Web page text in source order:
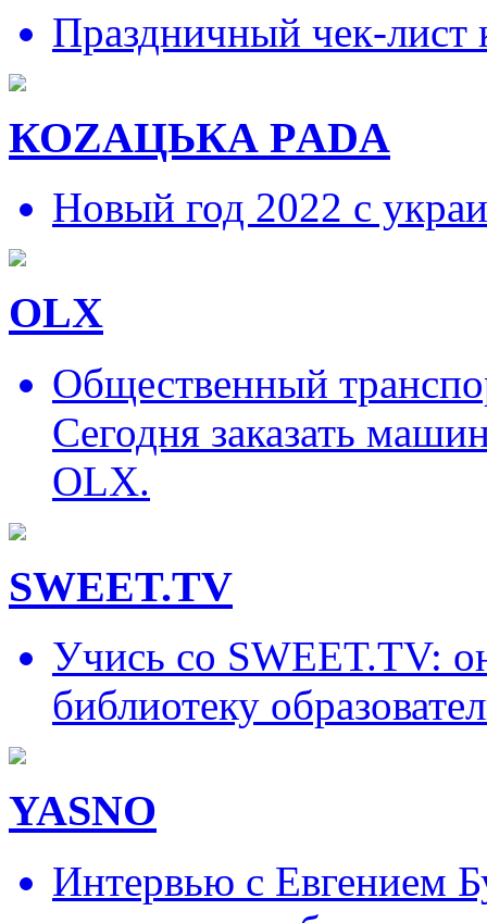
Праздничный чек-
КОZAЦЬКА РADA
Новый год 2022 с
OLX
Общественный
Сегодня заказать
OLX.
SWEET.TV
Учись со SWEET.TV:
библиотеку
YASNO
Интервью с Евгением